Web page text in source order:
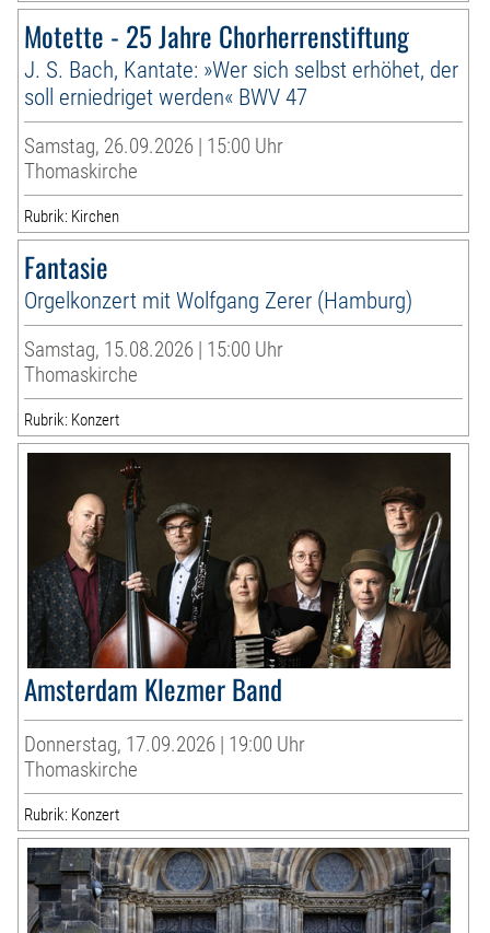
Motette - 25 Jahre Chorherrenstiftung
J. S. Bach, Kantate: »Wer sich selbst erhöhet, der
soll erniedriget werden« BWV 47
Samstag, 26.09.2026 | 15:00 Uhr
Thomaskirche
Rubrik: Kirchen
Fantasie
Orgelkonzert mit Wolfgang Zerer (Hamburg)
Samstag, 15.08.2026 | 15:00 Uhr
Thomaskirche
Rubrik: Konzert
Amsterdam Klezmer Band
Donnerstag, 17.09.2026 | 19:00 Uhr
Thomaskirche
Rubrik: Konzert